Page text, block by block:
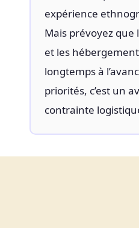
expérience
Mais prévoyez que
et les
longtemps à
priorités, c’est un
contrainte